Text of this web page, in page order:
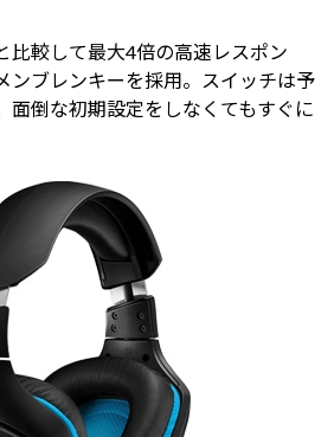
比較して最大4倍の高速レスポン
ンブレンキーを採用。スイッチは予
面倒な初期設定をしなくてもすぐに